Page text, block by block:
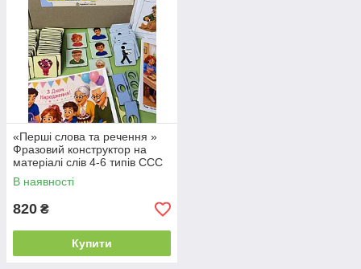
«Перші слова та речення »
Фразовий конструктор на
матеріалі слів 4-6 типів ССС
(2 частина)
В наявності
820 ₴
Купити